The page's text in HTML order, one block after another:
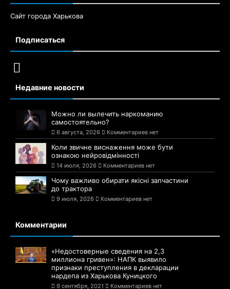
Сайт города Харькова
Подписаться
Недавние новости
Можно ли вылечить наркоманию
самостоятельно?
6 августа, 2026 Комментариев нет
Коли звичне виснаження може бути
ознакою нейровідмінності
14 июля, 2026 Комментариев нет
Чому важливо обирати якісні запчастини
до трактора
9 июля, 2026 Комментариев нет
Комментарии
«Недостоверные сведения на 2,3
миллиона гривен»: НАПК выявило
признаки преступления в декларации
нардепа из Харькова Куницкого
9 сентября, 2021 Комментариев нет